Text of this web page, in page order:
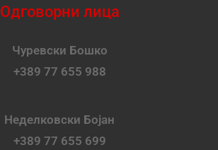
Одговорни лица
Чуревски Бошко
+389 77 655 988
Неделковски Бојан
+389 77 655 699